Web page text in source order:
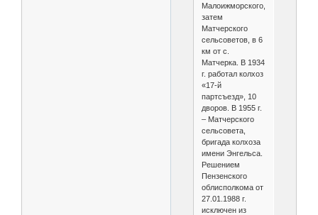
Малоижморского,
затем
Матчерского
сельсоветов, в 6
км от с.
Матчерка. В 1934
г. работал колхоз
«17-й
партсъезд», 10
дворов. В 1955 г.
– Матчерского
сельсовета,
бригада колхоза
имени Энгельса.
Решением
Пензенского
облисполкома от
27.01.1988 г.
исключен из